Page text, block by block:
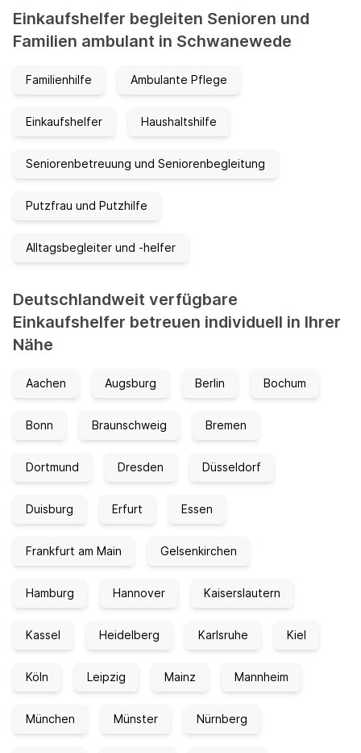
Einkaufshelfer begleiten Senioren und
Familien ambulant in Schwanewede
Familienhilfe Ambulante Pflege
Einkaufshelfer Haushaltshilfe
Seniorenbetreuung und Seniorenbegleitung
Putzfrau und Putzhilfe
Alltagsbegleiter und -helfer
Deutschlandweit verfügbare
Einkaufshelfer betreuen individuell in Ihrer
Nähe
Aachen Augsburg Berlin Bochum
Bonn Braunschweig Bremen
Dortmund Dresden Düsseldorf
Duisburg Erfurt Essen
Frankfurt am Main Gelsenkirchen
Hamburg Hannover Kaiserslautern
Kassel Heidelberg Karlsruhe Kiel
Köln Leipzig Mainz Mannheim
München Münster Nürnberg